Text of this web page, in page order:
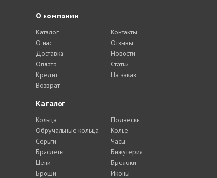
Каталог
Кольца
Обручальные кольца
Серьги
Браслеты
Цепи
Броши
Подвески
Колье
Часы
Бижутерия
Брелоки
Иконы
О компании
Каталог
О нас
Доставка
Оплата
Кредит
Возврат
Контакты
Отзывы
Новости
Статьи
На заказ